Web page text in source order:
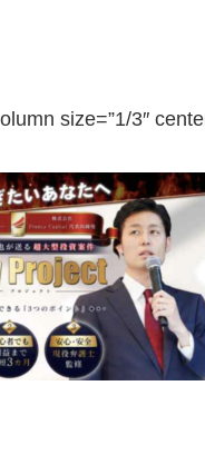
size=”1/3″